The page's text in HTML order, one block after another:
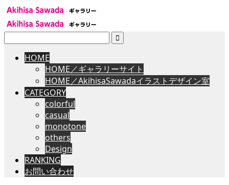
HOME
HOME／ギャラリーサイト
HOME／AkihisaSawadaイラストデザイン室
CATEGORY
colorful
casual
monotone
others
Design
RANKING
お問い合わせ